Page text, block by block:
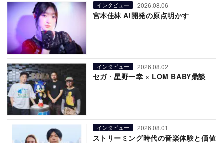
インタビュー 2026.08.06
宮本佳林 AI開発の原点明かす
インタビュー 2026.08.02
セガ・星野一幸 × LOM BABY鼎談
インタビュー 2026.08.01
ストリーミング時代の音楽体験と価値